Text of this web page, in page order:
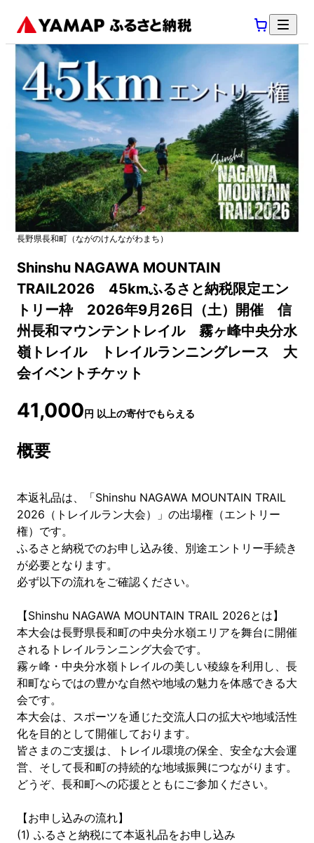
長野県長和町 （ながのけんながわまち ）
Shinshu NAGAWA MOUNTAIN
TRAIL2026 45kmふるさと納税限定エン
トリー枠 2026年9月26日（土）開催 信
州長和マウンテントレイル 霧ヶ峰中央分水
嶺トレイル トレイルランニングレース 大
会イベントチケット
41,000円 以上の寄付でもらえる
概要
本返礼品は、「Shinshu NAGAWA MOUNTAIN TRAIL
2026（トレイルラン大会）」の出場権（エントリー
権）です。
ふるさと納税でのお申し込み後、別途エントリー手続き
が必要となります。
必ず以下の流れをご確認ください。
【Shinshu NAGAWA MOUNTAIN TRAIL 2026とは】
本大会は長野県長和町の中央分水嶺エリアを舞台に開催
されるトレイルランニング大会です。
霧ヶ峰・中央分水嶺トレイルの美しい稜線を利用し、長
和町ならではの豊かな自然や地域の魅力を体感できる大
会です。
本大会は、スポーツを通じた交流人口の拡大や地域活性
化を目的として開催しております。
皆さまのご支援は、トレイル環境の保全、安全な大会運
営、そして長和町の持続的な地域振興につながります。
どうぞ、長和町への応援とともにご参加ください。
【お申し込みの流れ】
(1) ふるさと納税にて本返礼品をお申し込み